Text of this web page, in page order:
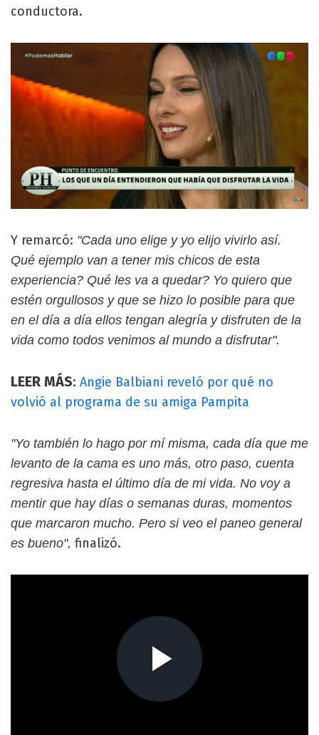
conductora.
Y remarcó: "Cada uno elige y yo elijo vivirlo así.
Qué ejemplo van a tener mis chicos de esta
experiencia? Qué les va a quedar? Yo quiero que
estén orgullosos y que se hizo lo posible para que
en el día a día ellos tengan alegría y disfruten de la
vida como todos venimos al mundo a disfrutar".
LEER MÁS: Angie Balbiani reveló por qué no
volvió al programa de su amiga Pampita
"Yo también lo hago por mí misma, cada día que me
levanto de la cama es uno más, otro paso, cuenta
regresiva hasta el último día de mi vida. No voy a
mentir que hay días o semanas duras, momentos
que marcaron mucho. Pero si veo el paneo general
es bueno", finalizó.